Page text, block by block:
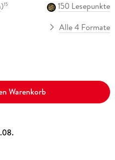
)15
150 Lesepunkte
Alle 4 Formate
Warenkorb